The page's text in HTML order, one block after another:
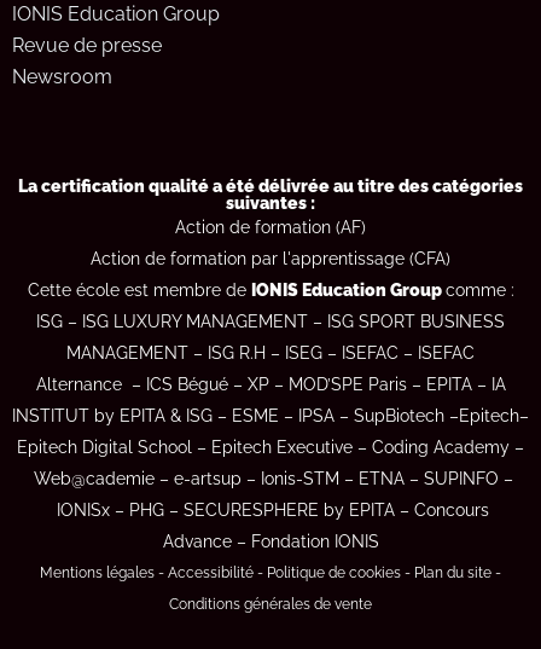
IONIS Education Group
Revue de presse
Newsroom
La certification qualité a été délivrée au titre des catégories
suivantes :
Action de formation (AF)
Action de formation par l'apprentissage (CFA)
Cette école est membre de IONIS Education Groupcomme :
ISG – ISG LUXURY MANAGEMENT – ISG SPORT BUSINESS
MANAGEMENT – ISG R.H – ISEG – ISEFAC – ISEFAC
Alternance – ICS Bégué– XP– MOD’SPE Paris– EPITA– IA
INSTITUT by EPITA & ISG – ESME – IPSA – SupBiotech –Epitech–
Epitech Digital School – Epitech Executive – Coding Academy –
Web@cademie– e-artsup – Ionis-STM – ETNA– SUPINFO –
IONISx – PHG – SECURESPHERE by EPITA – Concours
Advance– Fondation IONIS
Mentions légales - Accessibilité - Politique de cookies - Plan du site -
Conditions générales de vente